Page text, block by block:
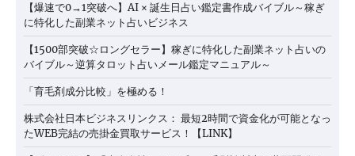
【爆速で0→1突破へ】AI × 誕生日占い鑑定書作成バイブル～稼ぎ
に特化した副業ネット占いビジネス
【1500部突破☆ロングセラー】稼ぎに特化した副業ネット占いの
バイブル～逆算タロット占いメール鑑定マニュアル～
「育毛剤成分比較」を極める！
株式会社日本ビジネスリンクス： 最短2時間で資金化が可能となっ
たWEB完結の売掛金買取サービス！【LINK】